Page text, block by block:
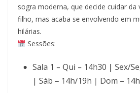
sogra moderna, que decide cuidar da
filho, mas acaba se envolvendo em
hilárias.
Sessões:
Sala 1 – Qui – 14h30 | Sex/
| Sáb – 14h/19h | Dom – 14h